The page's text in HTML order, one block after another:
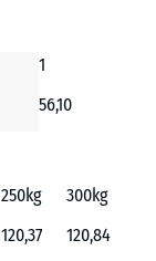
1
56,10
250kg
300kg
120,37 120,84